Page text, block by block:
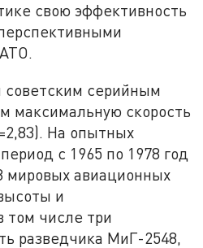
свою эффективность
серийным
максимальную скорость
На опытных
с 1965 по 1978 год
мировых авиационных
и
том числе три
разведчика МиГ-2548,